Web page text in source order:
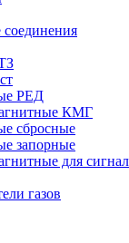
РЕД
КМГ
сбросные
запорные
для
газов